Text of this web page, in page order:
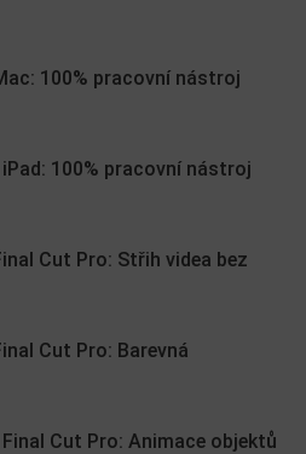
100% pracovní nástroj
100% pracovní nástroj
Cut Pro: Střih videa bez
Cut Pro: Barevná
Cut Pro: Animace objektů